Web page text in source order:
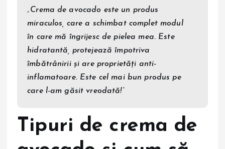
„Crema de avocado este un produs
miraculos, care a schimbat complet modul
în care mă îngrijesc de pielea mea. Este
hidratantă, protejează împotriva
îmbătrânirii și are proprietăți anti-
inflamatoare. Este cel mai bun produs pe
care l-am găsit vreodată!”
Tipuri de crema de